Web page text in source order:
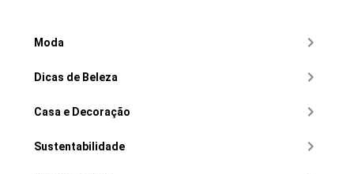
Moda
Dicas de Beleza
Casa e Decoração
Sustentabilidade